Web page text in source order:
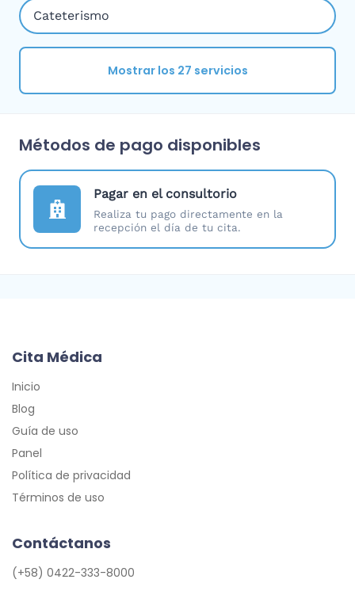
Cateterismo
Mostrar los 27 servicios
Métodos de pago disponibles
Pagar en el consultorio
Realiza tu pago directamente en la
recepción el día de tu cita.
Cita Médica
Inicio
Blog
Guía de uso
Panel
Política de privacidad
Términos de uso
Contáctanos
(+58) 0422-333-8000